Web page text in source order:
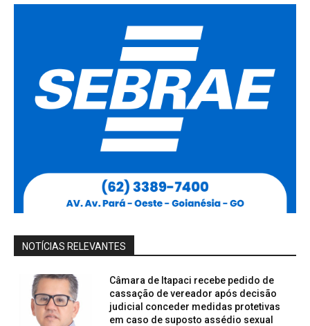
NOTÍCIAS RELEVANTES
Câmara de Itapaci recebe pedido de
cassação de vereador após decisão
judicial conceder medidas protetivas
em caso de suposto assédio sexual